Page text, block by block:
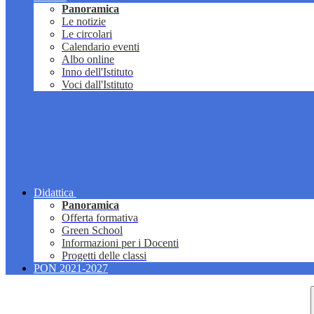
Panoramica
Le notizie
Le circolari
Calendario eventi
Albo online
Inno dell'Istituto
Voci dall'Istituto
Didattica
Panoramica
Offerta formativa
Green School
Informazioni per i Docenti
Progetti delle classi
PON 2021-2027